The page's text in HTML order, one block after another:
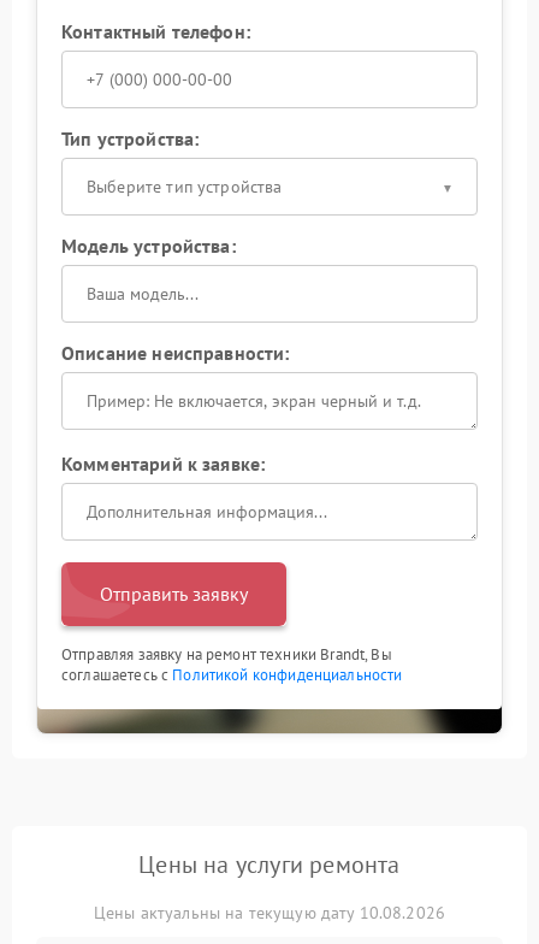
Контактный телефон:
Тип устройства:
Выберите тип устройства
Модель устройства:
Описание неисправности:
Комментарий к заявке:
Отправить заявку
Отправляя заявку на ремонт техники Brandt, Вы
соглашаетесь с Политикой конфиденциальности
Цены на услуги ремонта
Цены актуальны на текущую дату 10.08.2026